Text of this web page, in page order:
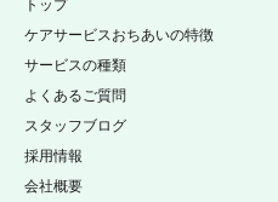
トップ
ケアサービスおちあいの特徴
サービスの種類
よくあるご質問
スタッフブログ
採用情報
会社概要